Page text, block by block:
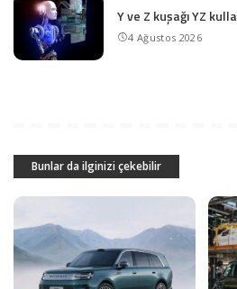
Y ve Z kuşağı YZ
4 Ağustos 2026
Bunlar da ilginizi çekebilir